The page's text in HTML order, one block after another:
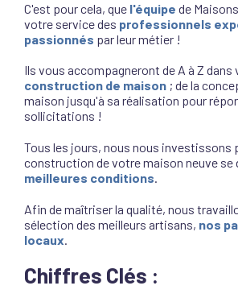
C'est pour cela, que l'équipe de
votre service des professionnels
passionnés par leur métier !
Ils vous accompagneront de A à Z dans
construction de maison ; de la
maison jusqu'à sa réalisation pour
sollicitations !
Tous les jours, nous nous investissons
construction de votre maison neuve se
meilleures conditions.
Afin de maîtriser la qualité, nous
sélection des meilleurs artisans, nos
locaux.
Chiffres Clés :